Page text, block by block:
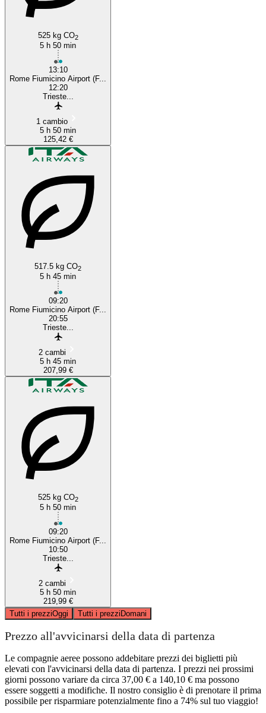
525 kg CO2
5 h 50 min
13:10
Rome Fiumicino Airport (F...
12:20
Trieste...
1 cambio
5 h 50 min
125,42 €
517.5 kg CO2
5 h 45 min
09:20
Rome Fiumicino Airport (F...
20:55
Trieste...
2 cambi
5 h 45 min
207,99 €
525 kg CO2
5 h 50 min
09:20
Rome Fiumicino Airport (F...
10:50
Trieste...
2 cambi
5 h 50 min
219,99 €
Tutti i prezziOggi Tutti i prezziDomani
Prezzo all'avvicinarsi della data di partenza
Le compagnie aeree possono addebitare prezzi dei biglietti più
elevati con l'avvicinarsi della data di partenza. I prezzi nei prossimi
giorni possono variare da circa 37,00 € a 140,10 € ma possono
essere soggetti a modifiche. Il nostro consiglio è di prenotare il prima
possibile per risparmiare potenzialmente fino a 74% sul tuo viaggio!